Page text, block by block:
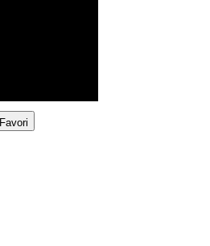
Favori